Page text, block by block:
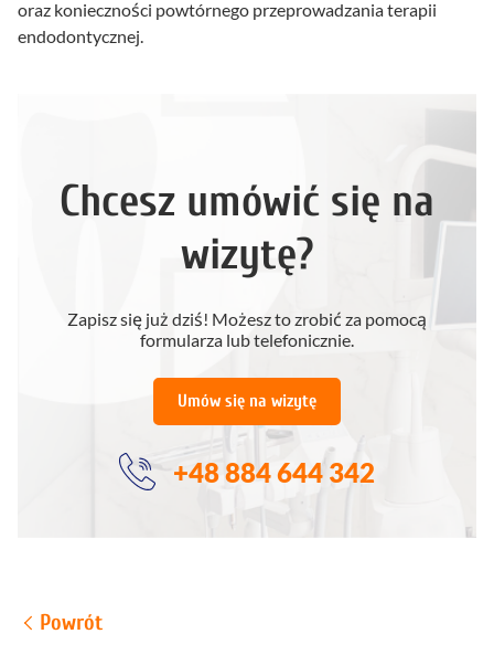
oraz konieczności powtórnego przeprowadzania terapii
endodontycznej.
Chcesz umówić się na
wizytę?
Zapisz się już dziś! Możesz to zrobić za pomocą
formularza lub telefonicznie.
Umów się na wizytę
+48 884 644 342
Powrót